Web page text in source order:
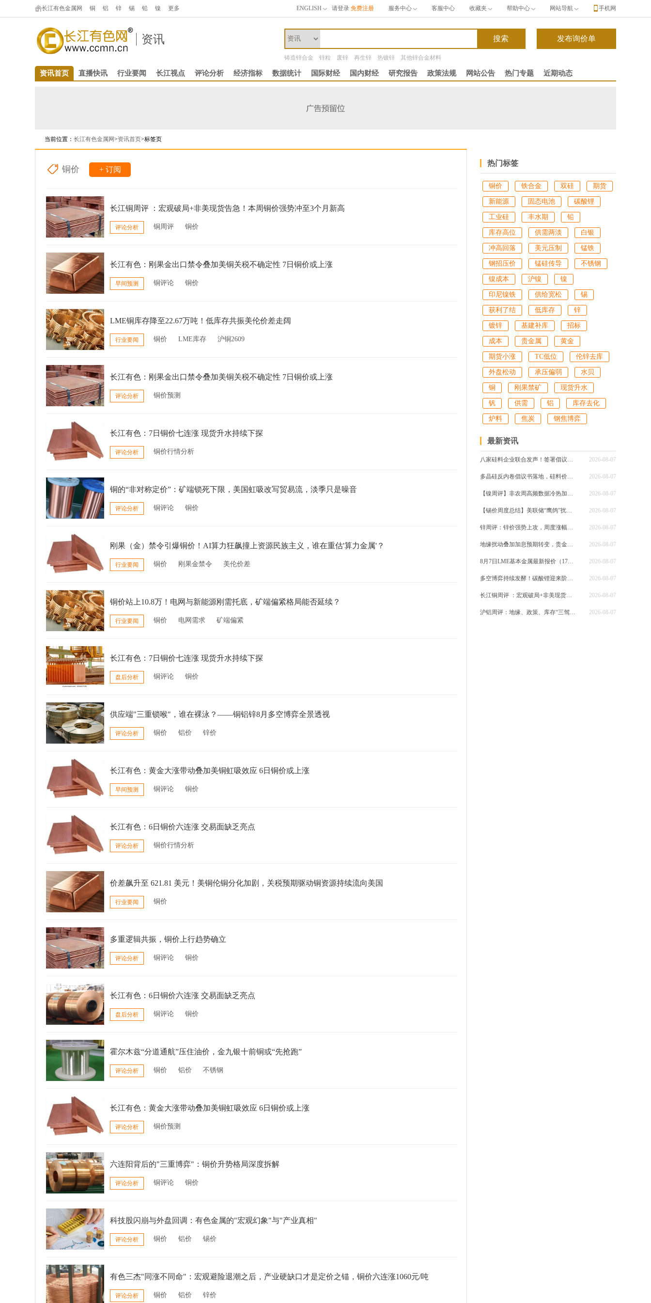
长江有色金属网 铜 铝 锌 锡 铅 镍 更多 ENGLISH 请登录 免费注册 服务中心 客服中心 收藏夹 帮助中心 网站导航 手机网
资讯
铸造锌合金 锌粒 废锌 再生锌 热镀锌 其他锌合金材料
资讯首页 直播快讯 行业要闻 长江视点 评论分析 经济指标 数据统计 国际财经 国内财经 研究报告 政策法规 网站公告 热门专题 近期动态
当前位置： 长江有色金属网>资讯首页>标签页
铜价 + 订阅
长江铜周评 ：宏观破局+非美现货告急！本周铜价强势冲至3个月新高
评论分析 铜周评 铜价
长江有色：刚果金出口禁令叠加美铜关税不确定性 7日铜价或上涨
早间预测 铜评论 铜价
LME铜库存降至22.67万吨！低库存共振美伦价差走阔
行业要闻 铜价 LME库存 沪铜2609
长江有色：刚果金出口禁令叠加美铜关税不确定性 7日铜价或上涨
评论分析 铜价预测
长江有色：7日铜价七连涨 现货升水持续下探
评论分析 铜价行情分析
铜的“非对称定价”：矿端锁死下限，美国虹吸改写贸易流，淡季只是噪音
评论分析 铜评论 铜价
刚果（金）禁令引爆铜价！AI算力狂飙撞上资源民族主义，谁在重估'算力金属'？
行业要闻 铜价 刚果金禁令 美伦价差
铜价站上10.8万！电网与新能源刚需托底，矿端偏紧格局能否延续？
行业要闻 铜价 电网需求 矿端偏紧
长江有色：7日铜价七连涨 现货升水持续下探
盘后分析 铜评论 铜价
供应端"三重锁喉"，谁在裸泳？——铜铝锌8月多空博弈全景透视
评论分析 铜价 铝价 锌价
长江有色：黄金大涨带动叠加美铜虹吸效应 6日铜价或上涨
早间预测 铜评论 铜价
长江有色：6日铜价六连涨 交易面缺乏亮点
评论分析 铜价行情分析
价差飙升至 621.81 美元！美铜伦铜分化加剧，关税预期驱动铜资源持续流向美国
行业要闻 铜价
多重逻辑共振，铜价上行趋势确立
评论分析 铜评论 铜价
长江有色：6日铜价六连涨 交易面缺乏亮点
盘后分析 铜评论 铜价
霍尔木兹“分道通航”压住油价，金九银十前铜或“先抢跑”
评论分析 铜价 铝价 不锈钢
长江有色：黄金大涨带动叠加美铜虹吸效应 6日铜价或上涨
评论分析 铜价预测
六连阳背后的"三重博弈"：铜价升势格局深度拆解
评论分析 铜评论 铜价
科技股闪崩与外盘回调：有色金属的"宏观幻象"与"产业真相"
评论分析 铜价 铝价 锡价
有色三杰"同涨不同命"：宏观避险退潮之后，产业硬缺口才是定价之锚，铜价六连涨1060元/吨
评论分析 铜价 铝价 锌价
热门标签
铜价 铁合金 双硅 期货
新能源 固态电池 碳酸锂
工业硅 丰水期 铅
库存高位 供需两淡 白银
冲高回落 美元压制 锰铁
钢招压价 锰硅传导 不锈钢
镍成本 沪镍 镍
印尼镍铁 供给宽松 锡
获利了结 低库存 锌
镀锌 基建补库 招标
成本 贵金属 黄金
期货小涨 TC低位 伦锌去库
外盘松动 承压偏弱 水贝
铜 刚果禁矿 现货升水
钒 供需 铝 库存去化
炉料 焦炭 钢焦博弈
最新资讯
八家硅料企业联合发声！签署倡议书抵制低价倾销，严守完全成本底线 2026-08-07
多晶硅反内卷倡议书落地，硅料价格迎来成本底线？ 2026-08-07
【镍周评】非农周高频数据冷热加剧政策悬念美指高位及配额扩容 镍周线回落觅支撑 2026-08-07
【锡价周度总结】美联储“鹰鸽”扰动及AI 焊料需求爆火 算力金属锡登顶有色热搜！ 2026-08-07
锌周评：锌价强势上攻，周度涨幅逼近4%！外盘逼仓隐忧与国内淡季现实如何博弈？ 2026-08-07
地缘扰动叠加加息预期转变，贵金属触及一个半月高位，今晚非农定短期方向 2026-08-07
8月7日LME基本金属最新报价（17：00） 2026-08-07
多空博弈持续发酵！碳酸锂迎来阶段性支撑，低位震荡格局难打破 2026-08-07
长江铜周评 ：宏观破局+非美现货告急！本周铜价强势冲至3个月新高 2026-08-07
沪铝周评：地缘、政策、库存“三驾马车”拉动，铝价周线大涨2.56% 2026-08-07